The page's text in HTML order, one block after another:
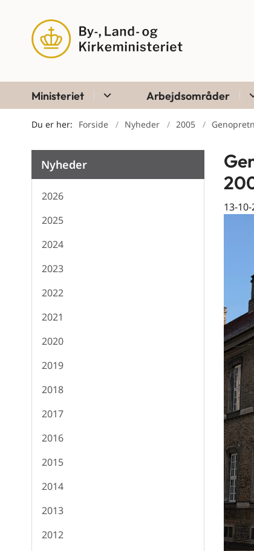
Ministeriet Arbejdsområder
Du er her: Forside Nyheder 2005
Nyheder
2026
2025
2024
2023
2022
2021
2020
2019
2018
2017
2016
2015
2014
2013
2012
13-